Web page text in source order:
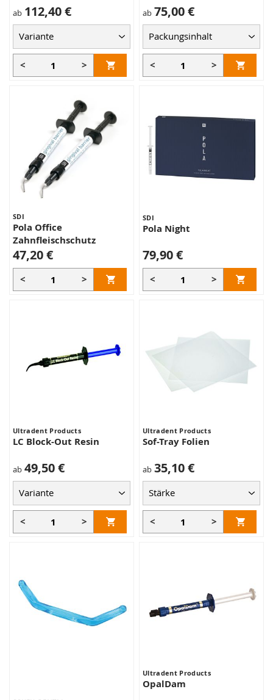
ab 112,40 €
< >
ab 75,00 €
< >
SDI
Pola Office
Zahnfleischschutz
47,20 €
< >
SDI
Pola Night
79,90 €
< >
Ultradent Products
LC Block-Out Resin
ab 49,50 €
< >
Ultradent Products
Sof-Tray Folien
ab 35,10 €
< >
Ultradent Products
OpalDam